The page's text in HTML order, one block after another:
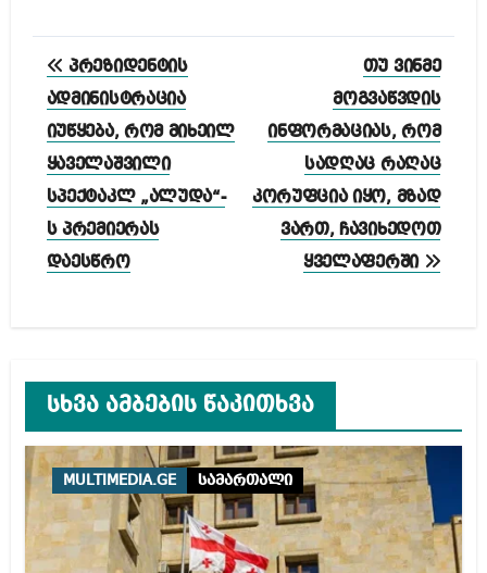
პოსტის
ნავიგაცია
პრეზიდენტის
ადმინისტრაცია
იუწყება, რომ მიხეილ
ყაველაშვილი
სპექტაკლ „ალუდა“-
ს პრემიერას
დაესწრო
თუ ვინმე
მოგვაწვდის
ინფორმაციას, რომ
სადღაც რაღაც
კორუფცია იყო, მზად
ვართ, ჩავიხედოთ
ყველაფერში
სხვა ამბების წაკითხვა
MULTIMEDIA.GE სამართალი